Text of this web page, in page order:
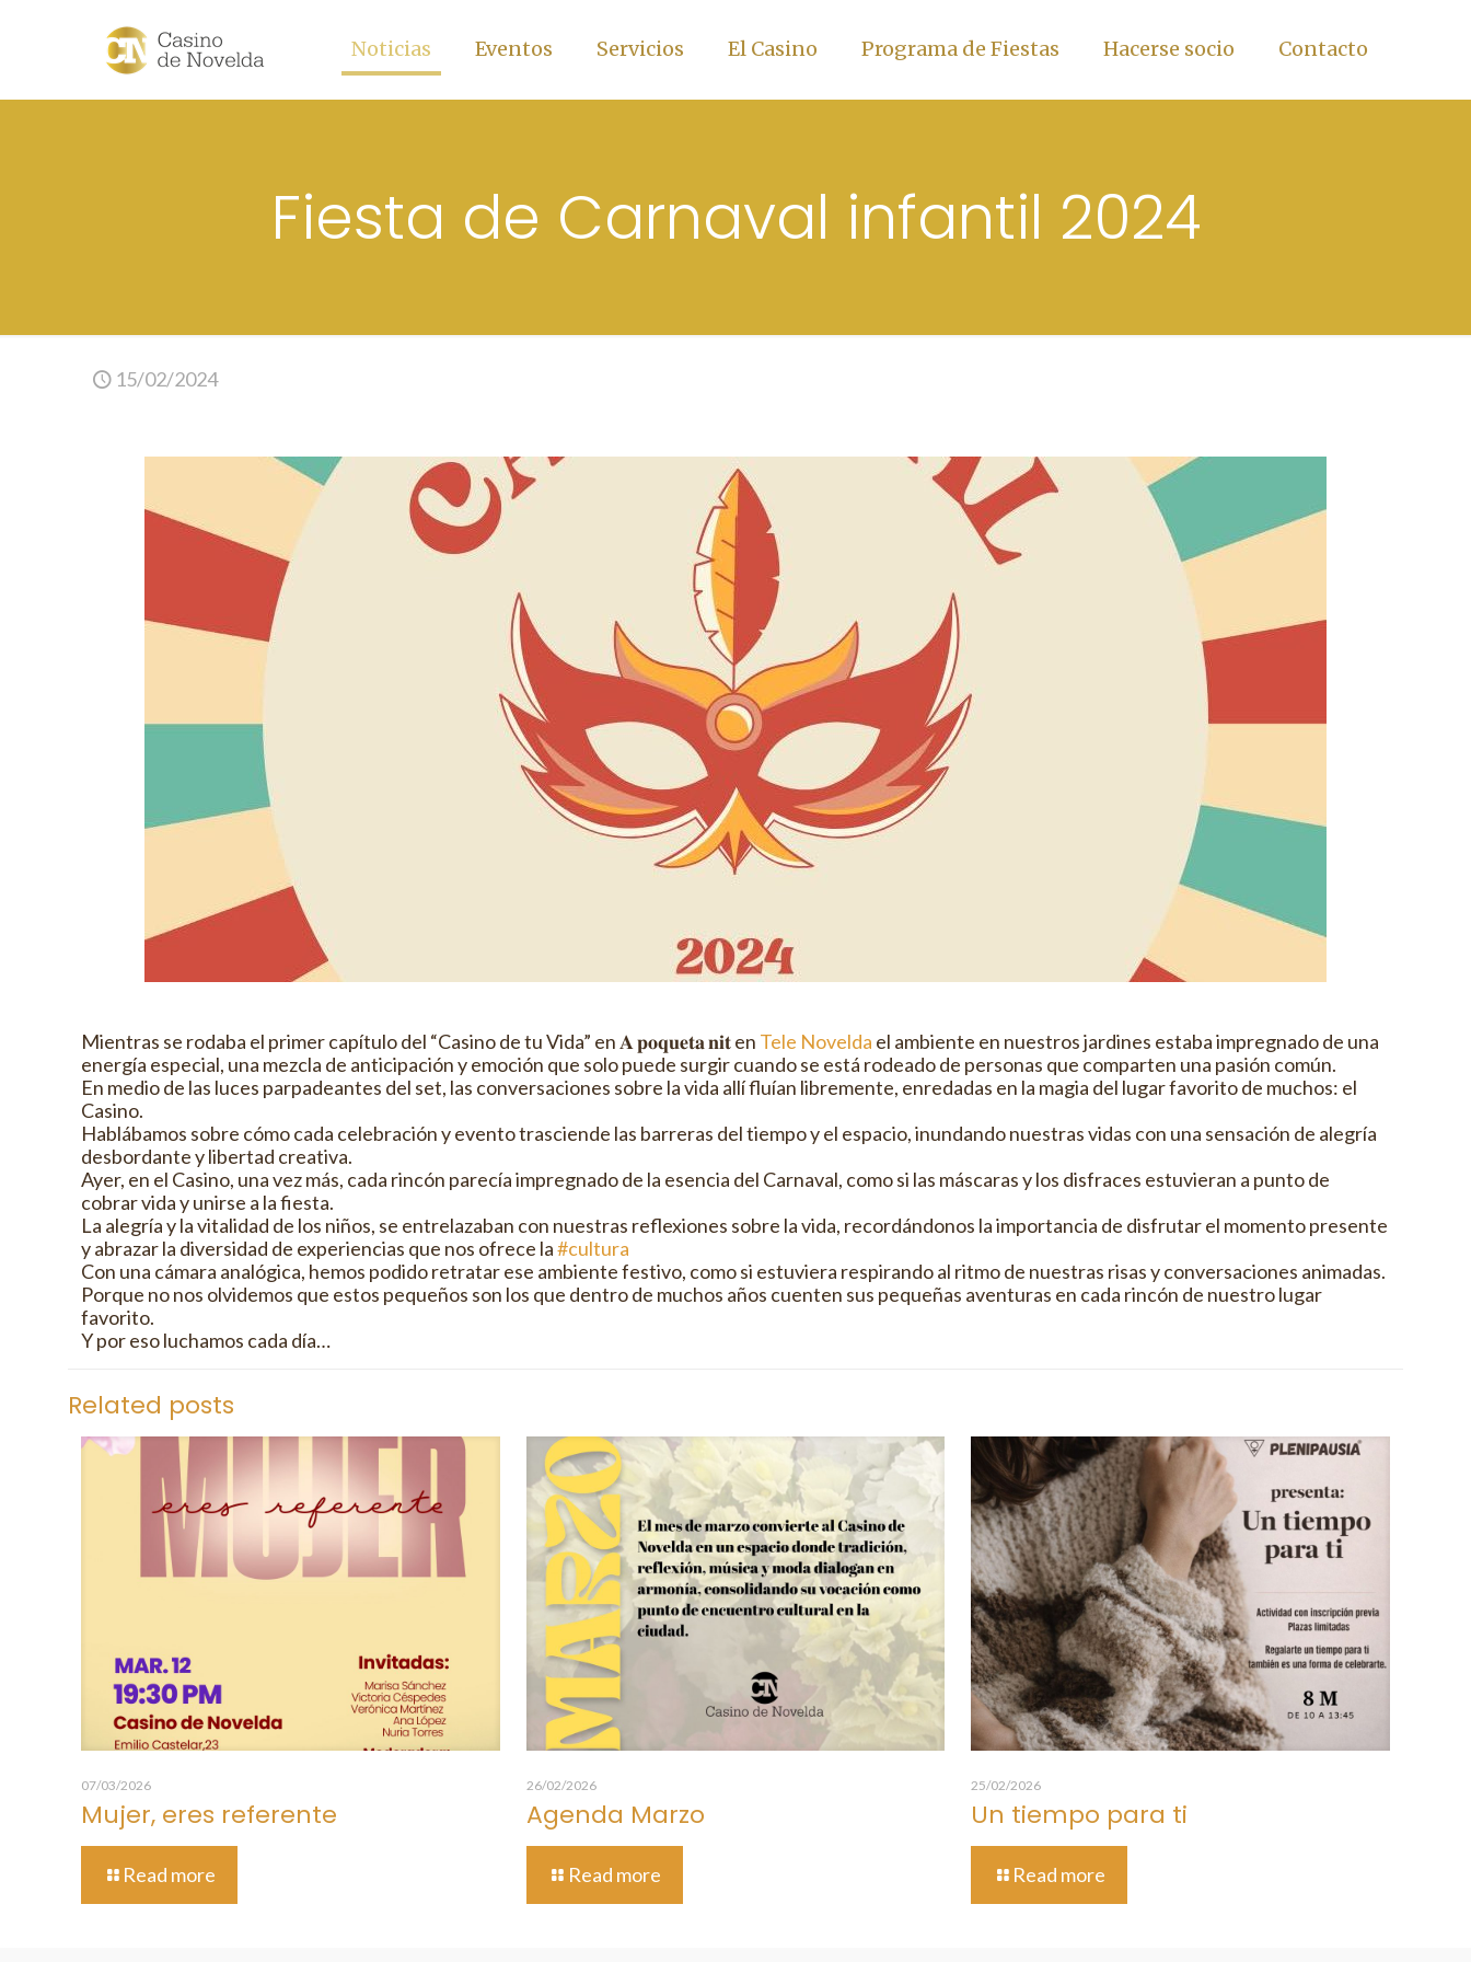
Noticias Eventos Servicios El Casino Programa de Fiestas Hacerse socio Contacto
Fiesta de Carnaval infantil 2024
15/02/2024
Mientras se rodaba el primer capítulo del “Casino de tu Vida” en 𝐀 𝐩𝐨𝐪𝐮𝐞𝐭𝐚 𝐧𝐢𝐭 en Tele Novelda el ambiente en nuestros jardines estaba impregnado de una
energía especial, una mezcla de anticipación y emoción que solo puede surgir cuando se está rodeado de personas que comparten una pasión común.
En medio de las luces parpadeantes del set, las conversaciones sobre la vida allí fluían libremente, enredadas en la magia del lugar favorito de muchos: el
Casino.
Hablábamos sobre cómo cada celebración y evento trasciende las barreras del tiempo y el espacio, inundando nuestras vidas con una sensación de alegría
desbordante y libertad creativa.
Ayer, en el Casino, una vez más, cada rincón parecía impregnado de la esencia del Carnaval, como si las máscaras y los disfraces estuvieran a punto de
cobrar vida y unirse a la fiesta.
La alegría y la vitalidad de los niños, se entrelazaban con nuestras reflexiones sobre la vida, recordándonos la importancia de disfrutar el momento presente
y abrazar la diversidad de experiencias que nos ofrece la#cultura
Con una cámara analógica, hemos podido retratar ese ambiente festivo, como si estuviera respirando al ritmo de nuestras risas y conversaciones animadas.
Porque no nos olvidemos que estos pequeños son los que dentro de muchos años cuenten sus pequeñas aventuras en cada rincón de nuestro lugar
favorito.
Y por eso luchamos cada día…
Related posts
07/03/2026
Mujer, eres referente
Read more
26/02/2026
Agenda Marzo
Read more
25/02/2026
Un tiempo para ti
Read more